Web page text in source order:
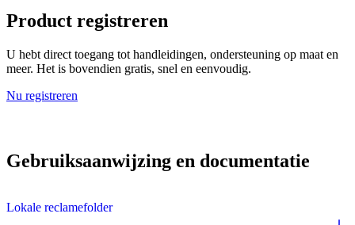
Product registreren
U hebt direct toegang tot handleidingen, ondersteuning op maat en
meer. Het is bovendien gratis, snel en eenvoudig.
Nu registreren
Gebruiksaanwijzing en documentatie
Lokale reclamefolder